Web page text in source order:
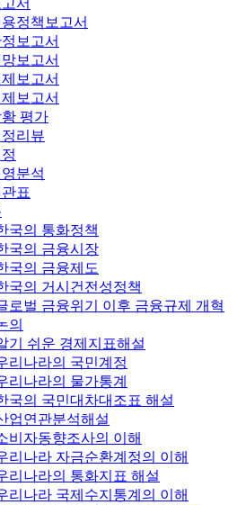
서
정책보고서
보고서
보고서
보고서
보고서
평가
리뷰
분석
표
국의 통화정책
국의 금융시장
국의 금융제도
국의 거시건전성정책
로벌 금융위기 이후 금융규제 개혁
의
기 쉬운 경제지표해설
리나라의 국민계정
리나라의 물가통계
국의 국민대차대조표 해설
업연관분석해설
비자동향조사의 이해
리나라 자금순환계정의 이해
리나라의 통화지표 해설
리나라 국제수지통계의 이해